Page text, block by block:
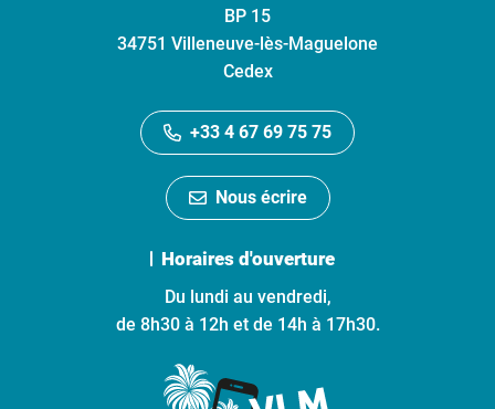
BP 15
34751 Villeneuve-lès-Maguelone
Cedex
+33 4 67 69 75 75
Nous écrire
Horaires d'ouverture
Du lundi au vendredi,
de 8h30 à 12h et de 14h à 17h30.